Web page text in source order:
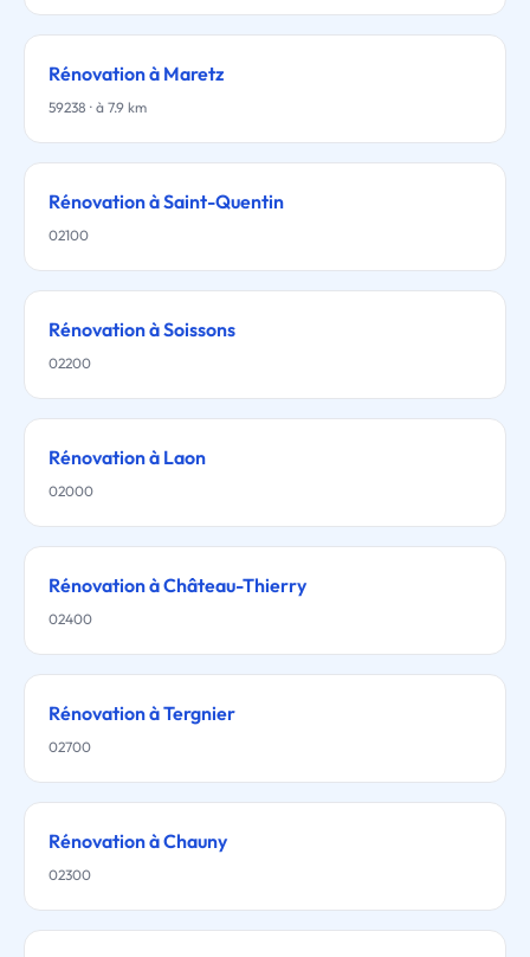
Rénovation à Maretz
59238 · à 7.9 km
Rénovation à Saint-Quentin
02100
Rénovation à Soissons
02200
Rénovation à Laon
02000
Rénovation à Château-Thierry
02400
Rénovation à Tergnier
02700
Rénovation à Chauny
02300